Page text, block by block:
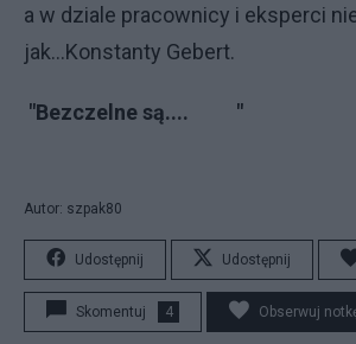
a w dziale pracownicy i eksperci
jak...Konstanty Gebert.
"Bezczelne są.... "
Autor: szpak80
Udostępnij Udostępnij
Skomentuj 4 Obserwuj